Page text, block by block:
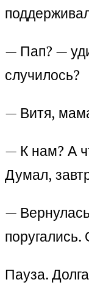
— Пап? —
случилось?
— Витя,
— К нам? А
Думал,
—
Пауза.